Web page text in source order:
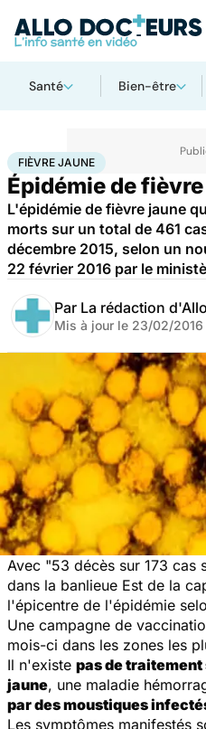
Santé Bien-être
AccueilSantéFièvre jaune
FIÈVRE JAUNE
Épidémie de
L'épidémie de fièvre jaune
morts sur un total de 461
décembre 2015, selon un
22 février 2016 par le
Par La rédaction
Mis à jour le 23/02/2016
Avec "53 décès sur 173 cas
dans la banlieue Est de la
l'épicentre de l'épidémie
Une campagne de
mois-ci dans les zones les
Il n'existe pas de
jaune, une maladie
par des moustiques
Les symptômes manifestés